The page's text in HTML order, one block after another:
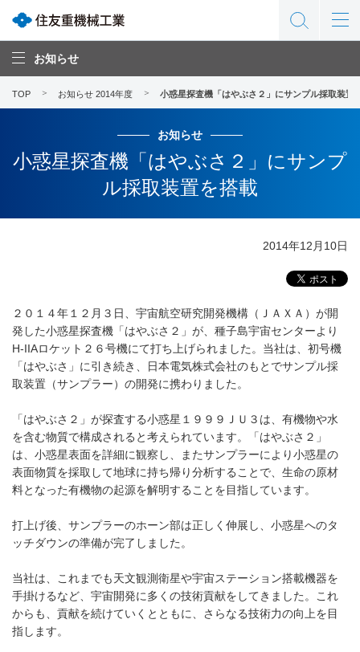
お知らせ
TOP お知らせ 2014年度 小惑星探査機「はやぶさ２」にサンプル採取装置
お知らせ
小惑星探査機「はやぶさ２」にサンプ
ル採取装置を搭載
2014年12月10日
２０１４年１２月３日、宇宙航空研究開発機構（ＪＡＸＡ）が開
発した小惑星探査機「はやぶさ２」が、種子島宇宙センターより
H-IIAロケット２６号機にて打ち上げられました。当社は、初号機
「はやぶさ」に引き続き、日本電気株式会社のもとでサンプル採
取装置（サンプラー）の開発に携わりました。
「はやぶさ２」が探査する小惑星１９９９ＪＵ３は、有機物や水
を含む物質で構成されると考えられています。「はやぶさ２」
は、小惑星表面を詳細に観察し、またサンプラーにより小惑星の
表面物質を採取して地球に持ち帰り分析することで、生命の原材
料となった有機物の起源を解明することを目指しています。
打上げ後、サンプラーのホーン部は正しく伸展し、小惑星へのタ
ッチダウンの準備が完了しました。
当社は、これまでも天文観測衛星や宇宙ステーション搭載機器を
手掛けるなど、宇宙開発に多くの技術貢献をしてきました。これ
からも、貢献を続けていくとともに、さらなる技術力の向上を目
指します。